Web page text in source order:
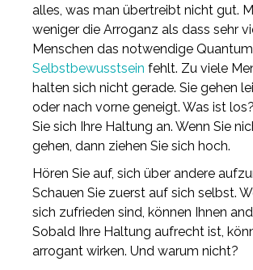
alles, was man übertreibt nicht gut.
weniger die Arroganz als dass sehr
Menschen das notwendige
Selbstbewusstsein fehlt. Zu viele
halten sich nicht gerade. Sie gehen
oder nach vorne geneigt. Was ist
Sie sich Ihre Haltung an. Wenn Sie
gehen, dann ziehen Sie sich hoch.
Hören Sie auf, sich über andere
Schauen Sie zuerst auf sich selbst.
sich zufrieden sind, können Ihnen
Sobald Ihre Haltung aufrecht ist,
arrogant wirken. Und warum nicht?